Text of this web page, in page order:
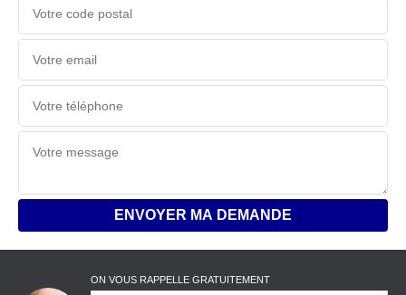
ON VOUS RAPPELLE GRATUITEMENT